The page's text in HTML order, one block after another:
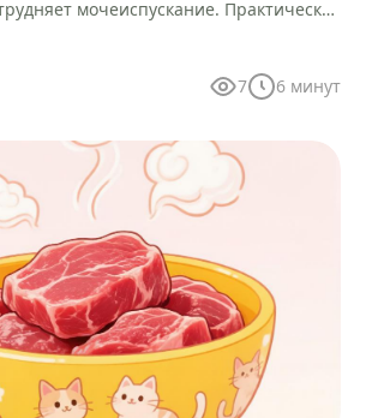
мочеиспускание. Практически
7 6 минут